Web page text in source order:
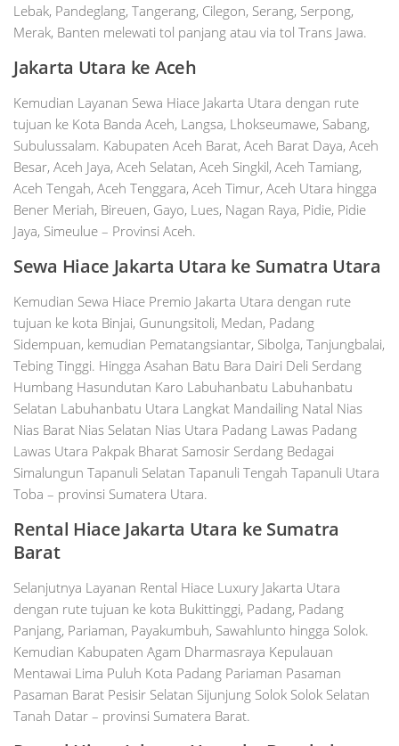
Lebak, Pandeglang, Tangerang, Cilegon, Serang, Serpong,
Merak, Banten melewati tol panjang atau via tol Trans Jawa.
Jakarta Utara ke Aceh
Kemudian Layanan Sewa Hiace Jakarta Utara dengan rute
tujuan ke Kota Banda Aceh, Langsa, Lhokseumawe, Sabang,
Subulussalam. Kabupaten Aceh Barat, Aceh Barat Daya, Aceh
Besar, Aceh Jaya, Aceh Selatan, Aceh Singkil, Aceh Tamiang,
Aceh Tengah, Aceh Tenggara, Aceh Timur, Aceh Utara hingga
Bener Meriah, Bireuen, Gayo, Lues, Nagan Raya, Pidie, Pidie
Jaya, Simeulue – Provinsi Aceh.
Sewa Hiace Jakarta Utara ke Sumatra Utara
Kemudian Sewa Hiace Premio Jakarta Utara dengan rute
tujuan ke kota Binjai, Gunungsitoli, Medan, Padang
Sidempuan, kemudian Pematangsiantar, Sibolga, Tanjungbalai,
Tebing Tinggi. Hingga Asahan Batu Bara Dairi Deli Serdang
Humbang Hasundutan Karo Labuhanbatu Labuhanbatu
Selatan Labuhanbatu Utara Langkat Mandailing Natal Nias
Nias Barat Nias Selatan Nias Utara Padang Lawas Padang
Lawas Utara Pakpak Bharat Samosir Serdang Bedagai
Simalungun Tapanuli Selatan Tapanuli Tengah Tapanuli Utara
Toba – provinsi Sumatera Utara.
Rental Hiace Jakarta Utara ke Sumatra
Barat
Selanjutnya Layanan Rental Hiace Luxury Jakarta Utara
dengan rute tujuan ke kota Bukittinggi, Padang, Padang
Panjang, Pariaman, Payakumbuh, Sawahlunto hingga Solok.
Kemudian Kabupaten Agam Dharmasraya Kepulauan
Mentawai Lima Puluh Kota Padang Pariaman Pasaman
Pasaman Barat Pesisir Selatan Sijunjung Solok Solok Selatan
Tanah Datar – provinsi Sumatera Barat.